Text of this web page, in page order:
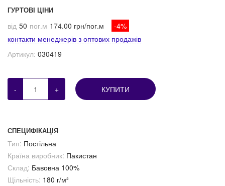
ГУРТОВІ ЦІНИ
від 50 пог.м 174.00 грн/пог.м
-4%
контакти менеджерів з оптових продажів
Артикул: 030419
- + КУПИТИ
СПЕЦИФІКАЦІЯ
Тип: Постільна
Країна виробник: Пакистан
Склад: Бавовна 100%
Щільність: 180 г/м²